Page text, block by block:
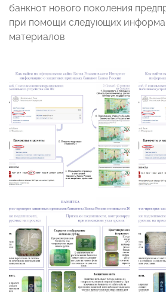
банкнот нового поколения
при помощи следующих
материалов